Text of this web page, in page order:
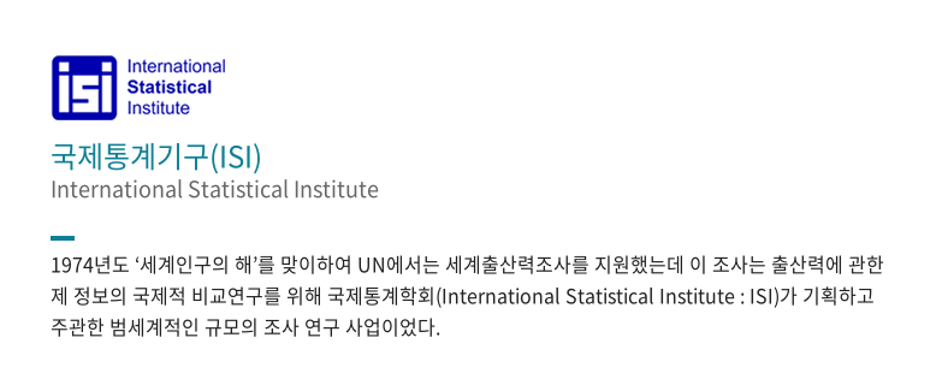
국제통계기구(ISI)
International Statistical Institute
1974년도 ‘세계인구의 해’를 맞이하여 UN에서는 세계출산력조사를 지원했는데 이 조사는 출산력에 관한
제 정보의 국제적 비교연구를 위해 국제통계학회(International Statistical Institute : ISI)가 기획하고
주관한 범세계적인 규모의 조사 연구 사업이었다.